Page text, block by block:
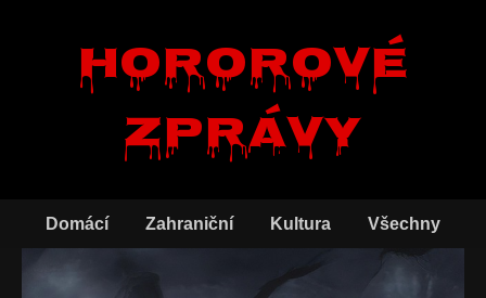
Hororové
zprávy
Domácí Zahraniční Kultura Všechny